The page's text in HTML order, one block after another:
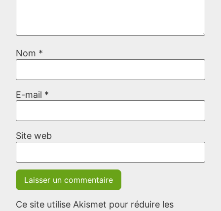
Nom *
E-mail *
Site web
Ce site utilise Akismet pour réduire les